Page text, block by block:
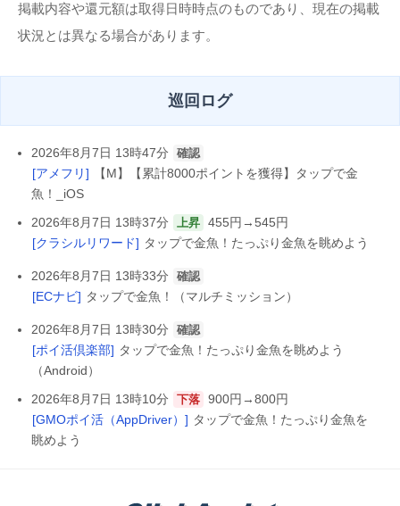
掲載内容や還元額は取得日時時点のものであり、現在の掲載
状況とは異なる場合があります。
巡回ログ
2026年8月7日 13時47分 確認
[アメフリ]
【M】【累計8000ポイントを獲得】タップで金
魚！_iOS
2026年8月7日 13時37分
上昇 455円→545円
[クラシルリワード] タップで金魚！たっぷり金魚を眺めよう
2026年8月7日 13時33分 確認
[ECナビ] タップで金魚！（マルチミッション）
2026年8月7日 13時30分 確認
[ポイ活倶楽部] タップで金魚！たっぷり金魚を眺めよう
（Android）
2026年8月7日 13時10分
下落 900円→800円
[GMOポイ活（AppDriver）] タップで金魚！たっぷり金魚を
眺めよう